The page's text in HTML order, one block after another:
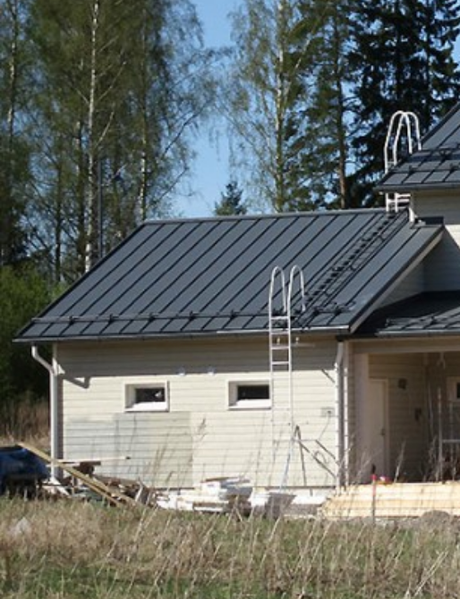
UUSI